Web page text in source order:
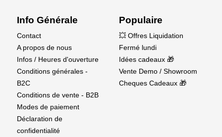
Info Générale
Contact
A propos de nous
Infos / Heures d'ouverture
Conditions générales -
B2C
Conditions de vente - B2B
Modes de paiement
Déclaration de
confidentialité
Populaire
💥 Offres Liquidation
Fermé lundi
Idées cadeaux 🎁
Vente Demo / Showroom
Cheques Cadeaux 🎁